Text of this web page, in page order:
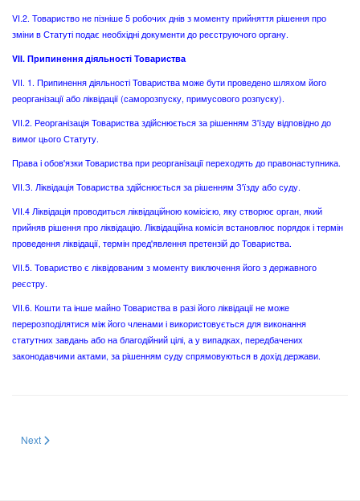
VI.2. Товариство не пізніше 5 робочих днів з моменту прийняття рішення про
зміни в Статуті подає необхідні документи до реєструючого органу.
VII. Припинення діяльності Товариства
VII. 1. Припинення діяльності Товариства може бути проведено шляхом його
реорганізації або ліквідації (саморозпуску, примусового розпуску).
VII.2. Реорганізація Товариства здійснюється за рішенням З'їзду відповідно до
вимог цього Статуту.
Права і обов'язки Товариства при реорганізації переходять до правонаступника.
VІІ.З. Ліквідація Товариства здійснюється за рішенням З'їзду або суду.
VІІ.4 Ліквідація проводиться ліквідаційною комісією, яку створює орган, який
прийняв рішення про ліквідацію. Ліквідаційна комісія встановлює порядок і термін
проведення ліквідації, термін пред'явлення претензій до Товариства.
VII.5. Товариство є ліквідованим з моменту виключення його з державного
реєстру.
VІІ.6. Кошти та інше майно Товариства в разі його ліквідації не може
перерозподілятися між його членами і використовується для виконання
статутних завдань або на благодійний цілі, а у випадках, передбачених
законодавчими актами, за рішенням суду спрямовуються в дохід держави.
Next article: About Ukrainian Biochemical Society
Next